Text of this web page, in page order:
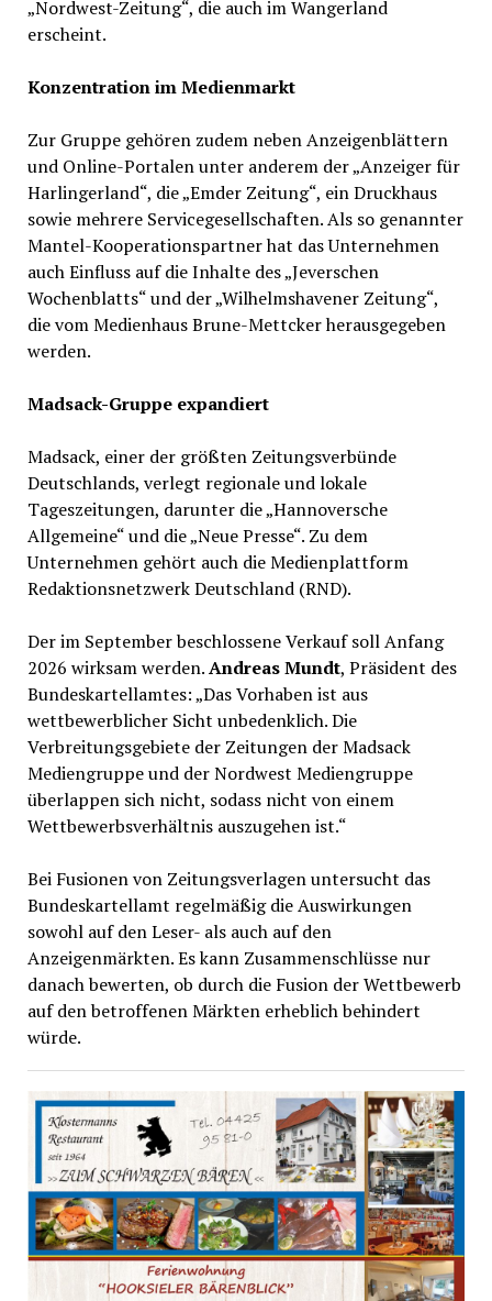
„Nordwest-Zeitung“, die auch im Wangerland
erscheint.
Konzentration im Medienmarkt
Zur Gruppe gehören zudem neben Anzeigenblättern
und Online-Portalen unter anderem der „Anzeiger für
Harlingerland“, die „Emder Zeitung“, ein Druckhaus
sowie mehrere Servicegesellschaften. Als so genannter
Mantel-Kooperationspartner hat das Unternehmen
auch Einfluss auf die Inhalte des „Jeverschen
Wochenblatts“ und der „Wilhelmshavener Zeitung“,
die vom Medienhaus Brune-Mettcker herausgegeben
werden.
Madsack-Gruppe expandiert
Madsack, einer der größten Zeitungsverbünde
Deutschlands, verlegt regionale und lokale
Tageszeitungen, darunter die „Hannoversche
Allgemeine“ und die „Neue Presse“. Zu dem
Unternehmen gehört auch die Medienplattform
Redaktionsnetzwerk Deutschland (RND).
Der im September beschlossene Verkauf soll Anfang
2026 wirksam werden.Andreas Mundt, Präsident des
Bundeskartellamtes: „Das Vorhaben ist aus
wettbewerblicher Sicht unbedenklich. Die
Verbreitungsgebiete der Zeitungen der Madsack
Mediengruppe und der Nordwest Mediengruppe
überlappen sich nicht, sodass nicht von einem
Wettbewerbsverhältnis auszugehen ist.“
Bei Fusionen von Zeitungsverlagen untersucht das
Bundeskartellamt regelmäßig die Auswirkungen
sowohl auf den Leser- als auch auf den
Anzeigenmärkten. Es kann Zusammenschlüsse nur
danach bewerten, ob durch die Fusion der Wettbewerb
auf den betroffenen Märkten erheblich behindert
würde.